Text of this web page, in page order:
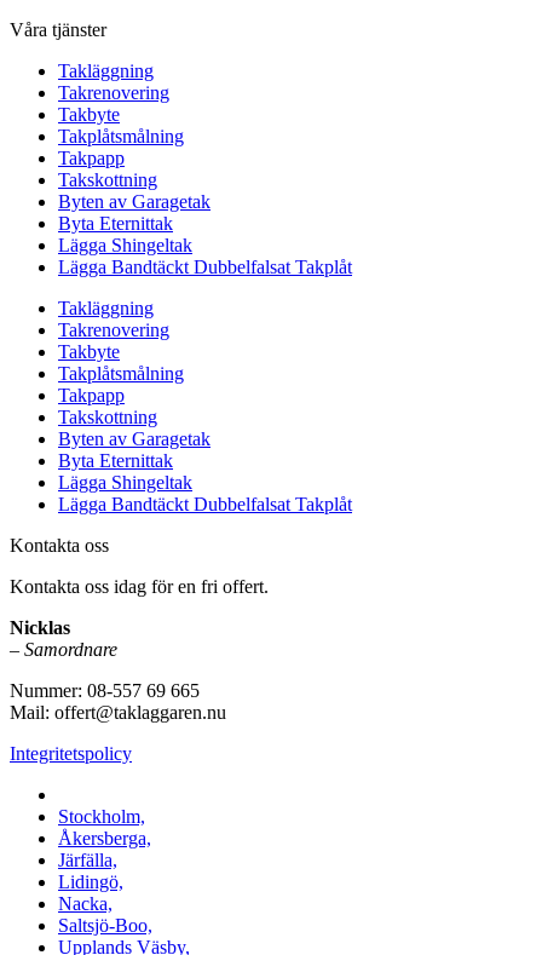
Våra tjänster
Takläggning
Takrenovering
Takbyte
Takplåtsmålning
Takpapp
Takskottning
Byten av Garagetak
Byta Eternittak
Lägga Shingeltak
Lägga Bandtäckt Dubbelfalsat Takplåt
Takläggning
Takrenovering
Takbyte
Takplåtsmålning
Takpapp
Takskottning
Byten av Garagetak
Byta Eternittak
Lägga Shingeltak
Lägga Bandtäckt Dubbelfalsat Takplåt
Kontakta oss
Kontakta oss idag för en fri offert.
Nicklas
– Samordnare
Nummer: 08-557 69 665
Mail: offert@taklaggaren.nu
Integritetspolicy
Stockholm,
Åkersberga,
Järfälla,
Lidingö,
Nacka,
Saltsjö-Boo,
Upplands Väsby,